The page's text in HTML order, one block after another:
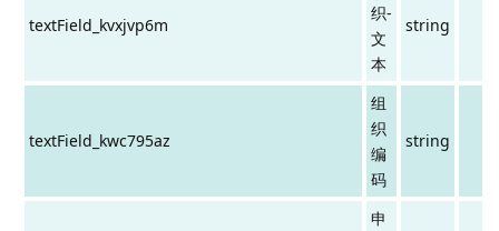
textField_kvxjvp6m
织-
文
本
string
textField_kwc795az
组
织
编
码
string
申